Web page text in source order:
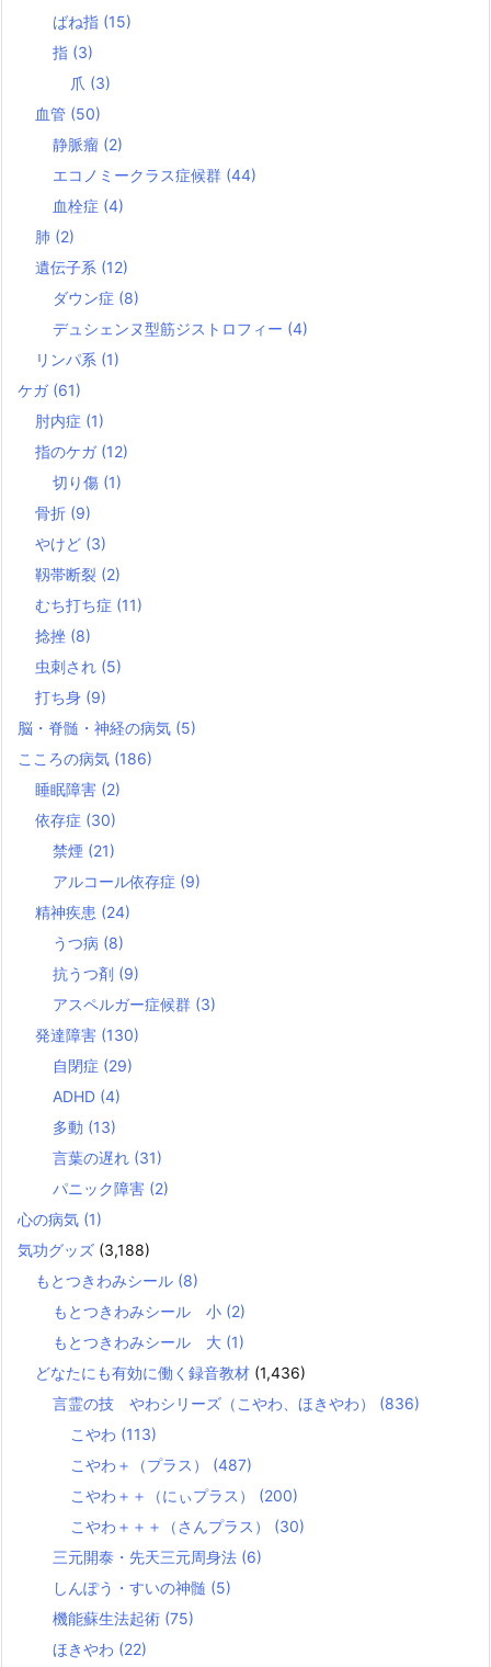
ばね指 (15)
指 (3)
爪 (3)
血管 (50)
静脈瘤 (2)
エコノミークラス症候群 (44)
血栓症 (4)
肺 (2)
遺伝子系 (12)
ダウン症 (8)
デュシェンヌ型筋ジストロフィー (4)
リンパ系 (1)
ケガ (61)
肘内症 (1)
指のケガ (12)
切り傷 (1)
骨折 (9)
やけど (3)
靱帯断裂 (2)
むち打ち症 (11)
捻挫 (8)
虫刺され (5)
打ち身 (9)
脳・脊髄・神経の病気 (5)
こころの病気 (186)
睡眠障害 (2)
依存症 (30)
禁煙 (21)
アルコール依存症 (9)
精神疾患 (24)
うつ病 (8)
抗うつ剤 (9)
アスペルガー症候群 (3)
発達障害 (130)
自閉症 (29)
ADHD (4)
多動 (13)
言葉の遅れ (31)
パニック障害 (2)
心の病気 (1)
気功グッズ (3,188)
もとつきわみシール (8)
もとつきわみシール 小 (2)
もとつきわみシール 大 (1)
どなたにも有効に働く録音教材 (1,436)
言霊の技 やわシリーズ（こやわ、ほきやわ） (836)
こやわ (113)
こやわ＋（プラス） (487)
こやわ＋＋（にぃプラス） (200)
こやわ＋＋＋（さんプラス） (30)
三元開泰・先天三元周身法 (6)
しんぽう・すいの神髄 (5)
機能蘇生法起術 (75)
ほきやわ (22)